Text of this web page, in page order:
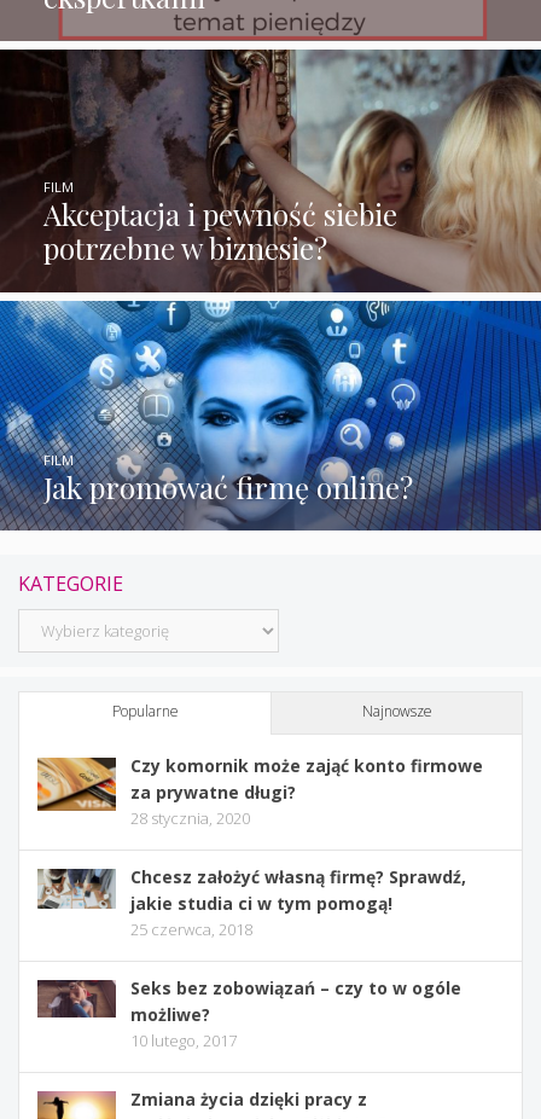
Akceptacja i pewność siebie
potrzebne w biznesie?
FILM
Jak promować firmę online?
FILM
KATEGORIE
Kategorie
Popularne Najnowsze
Czy komornik może zająć konto firmowe
za prywatne długi?
28 stycznia, 2020
Chcesz założyć własną firmę? Sprawdź,
jakie studia ci w tym pomogą!
25 czerwca, 2018
Seks bez zobowiązań – czy to w ogóle
możliwe?
10 lutego, 2017
Zmiana życia dzięki pracy z